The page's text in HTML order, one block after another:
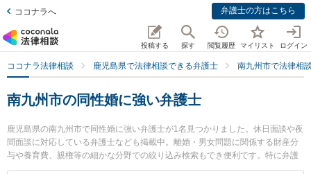
ココナラへ 弁護士の方はこちら
投稿する 探す 閲覧履歴 マイリスト ログイン
ココナラ法律相談 鹿児島県で法律相談できる弁護士 南九州市で法律相
南九州市の同性婚に強い弁護士
鹿児島県の南九州市で同性婚に強い弁護士が1名見つかりました。休日面談や夜
間面談に対応している弁護士なども掲載中。離婚・男女問題に関係する財産分
与や養育費、親権等の細かな分野での絞り込み検索もでき便利です。特に弁護
士法人れいめい総合法律事務所 知覧事務所の木村 亮介弁護士のプロフィール情